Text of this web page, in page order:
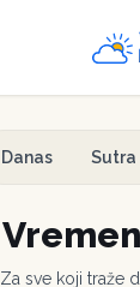
Danas Sutra
Za sve koji traže